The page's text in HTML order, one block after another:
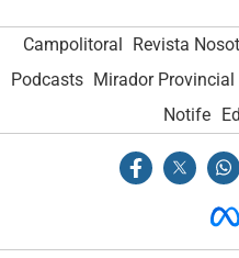
Campolitoral Revista
Podcasts Mirador Provincial
Notife